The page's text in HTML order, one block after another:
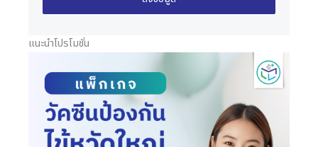
แนะนำโปรโมชั่น